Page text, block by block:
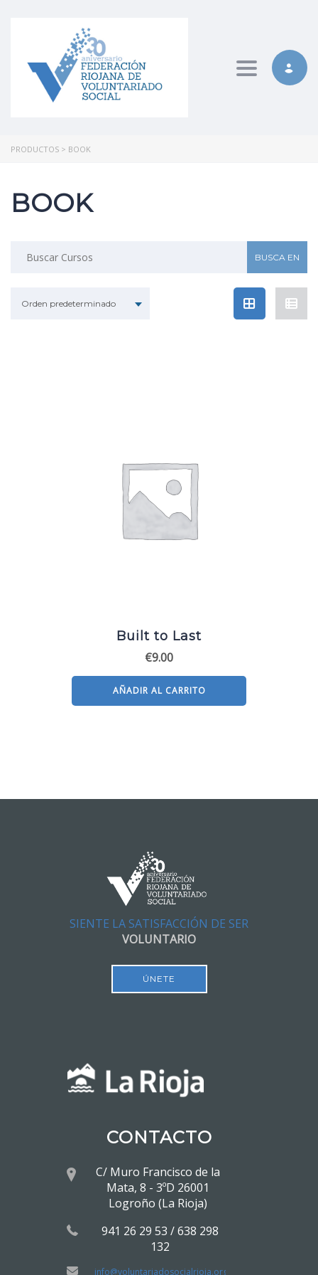
Toggle
PRODUCTOS > BOOK
BOOK
Orden predeterminado
Built to Last
€9.00
AÑADIR AL CARRITO
SIENTE LA SATISFACCIÓN DE SER
VOLUNTARIO
ÚNETE
CONTACTO
C/ Muro Francisco de la
Mata, 8 - 3ºD 26001
Logroño (La Rioja)
941 26 29 53 / 638 298
132
info@voluntariadosocialrioja.org